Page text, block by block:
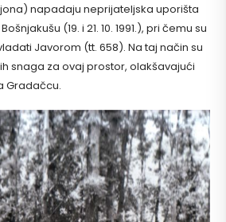
napadaju neprijateljska uporišta
(19. i 21. 10. 1991.), pri čemu su
Javorom (tt. 658). Na taj način su
snaga za ovaj prostor, olakšavajući
Gradačcu.